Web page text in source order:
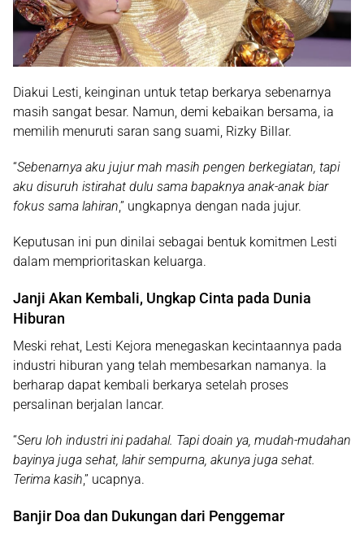
Diakui Lesti, keinginan untuk tetap berkarya sebenarnya
masih sangat besar. Namun, demi kebaikan bersama, ia
memilih menuruti saran sang suami, Rizky Billar.
“Sebenarnya aku jujur mah masih pengen berkegiatan, tapi
aku disuruh istirahat dulu sama bapaknya anak-anak biar
fokus sama lahiran,” ungkapnya dengan nada jujur.
Keputusan ini pun dinilai sebagai bentuk komitmen Lesti
dalam memprioritaskan keluarga.
Janji Akan Kembali, Ungkap Cinta pada Dunia
Hiburan
Meski rehat, Lesti Kejora menegaskan kecintaannya pada
industri hiburan yang telah membesarkan namanya. Ia
berharap dapat kembali berkarya setelah proses
persalinan berjalan lancar.
“Seru loh industri ini padahal. Tapi doain ya, mudah-mudahan
bayinya juga sehat, lahir sempurna, akunya juga sehat.
Terima kasih,” ucapnya.
Banjir Doa dan Dukungan dari Penggemar